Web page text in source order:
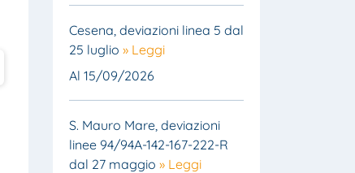
Cesena, deviazioni linea 5 dal
25 luglio » Leggi
Al 15/09/2026
S. Mauro Mare, deviazioni
linee 94/94A-142-167-222-R
dal 27 maggio » Leggi